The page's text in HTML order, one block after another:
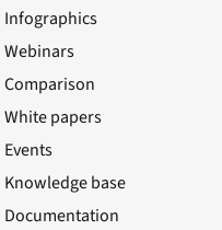
Infographics
Webinars
Comparison
White papers
Events
Knowledge base
Documentation